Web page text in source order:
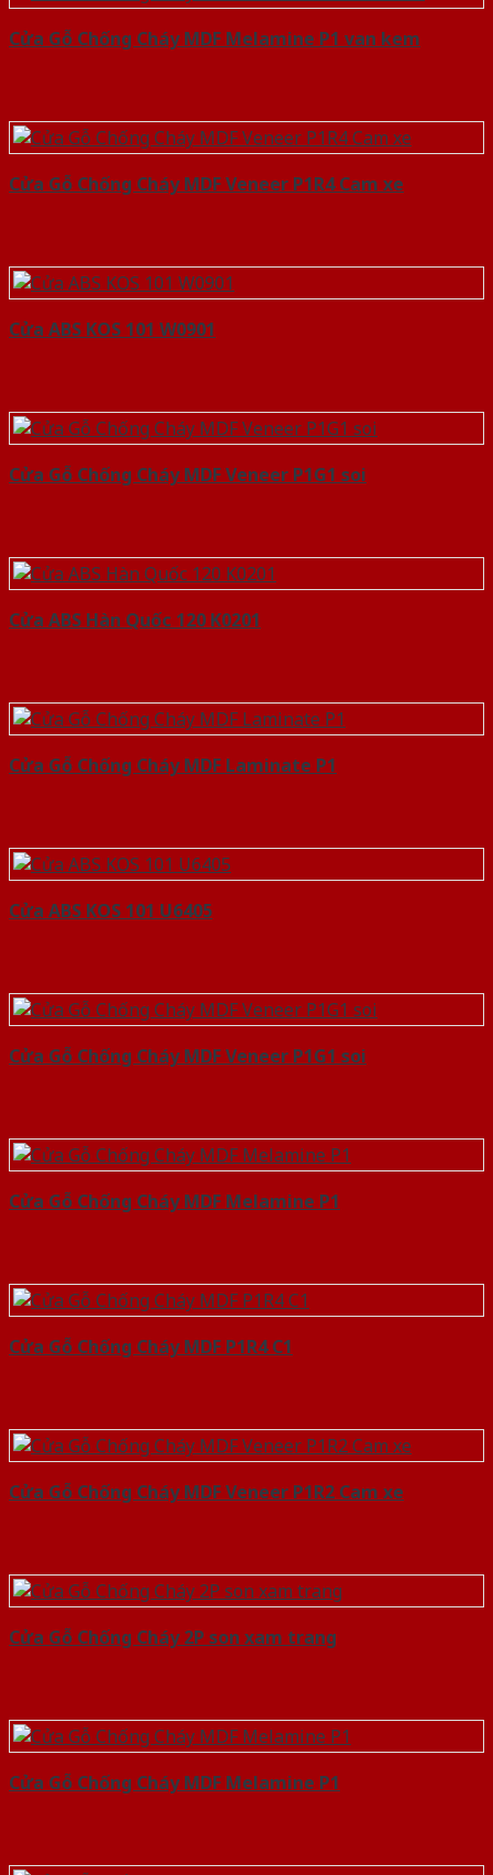
Cửa Gỗ Chống Cháy MDF Melamine P1 van kem
Cửa Gỗ Chống Cháy MDF Veneer P1R4 Cam xe
Cửa ABS KOS 101 W0901
Cửa Gỗ Chống Cháy MDF Veneer P1G1 soi
Cửa ABS Hàn Quốc 120 K0201
Cửa Gỗ Chống Cháy MDF Laminate P1
Cửa ABS KOS 101 U6405
Cửa Gỗ Chống Cháy MDF Veneer P1G1 soi
Cửa Gỗ Chống Cháy MDF Melamine P1
Cửa Gỗ Chống Cháy MDF P1R4 C1
Cửa Gỗ Chống Cháy MDF Veneer P1R2 Cam xe
Cửa Gỗ Chống Cháy 2P son xam trang
Cửa Gỗ Chống Cháy MDF Melamine P1